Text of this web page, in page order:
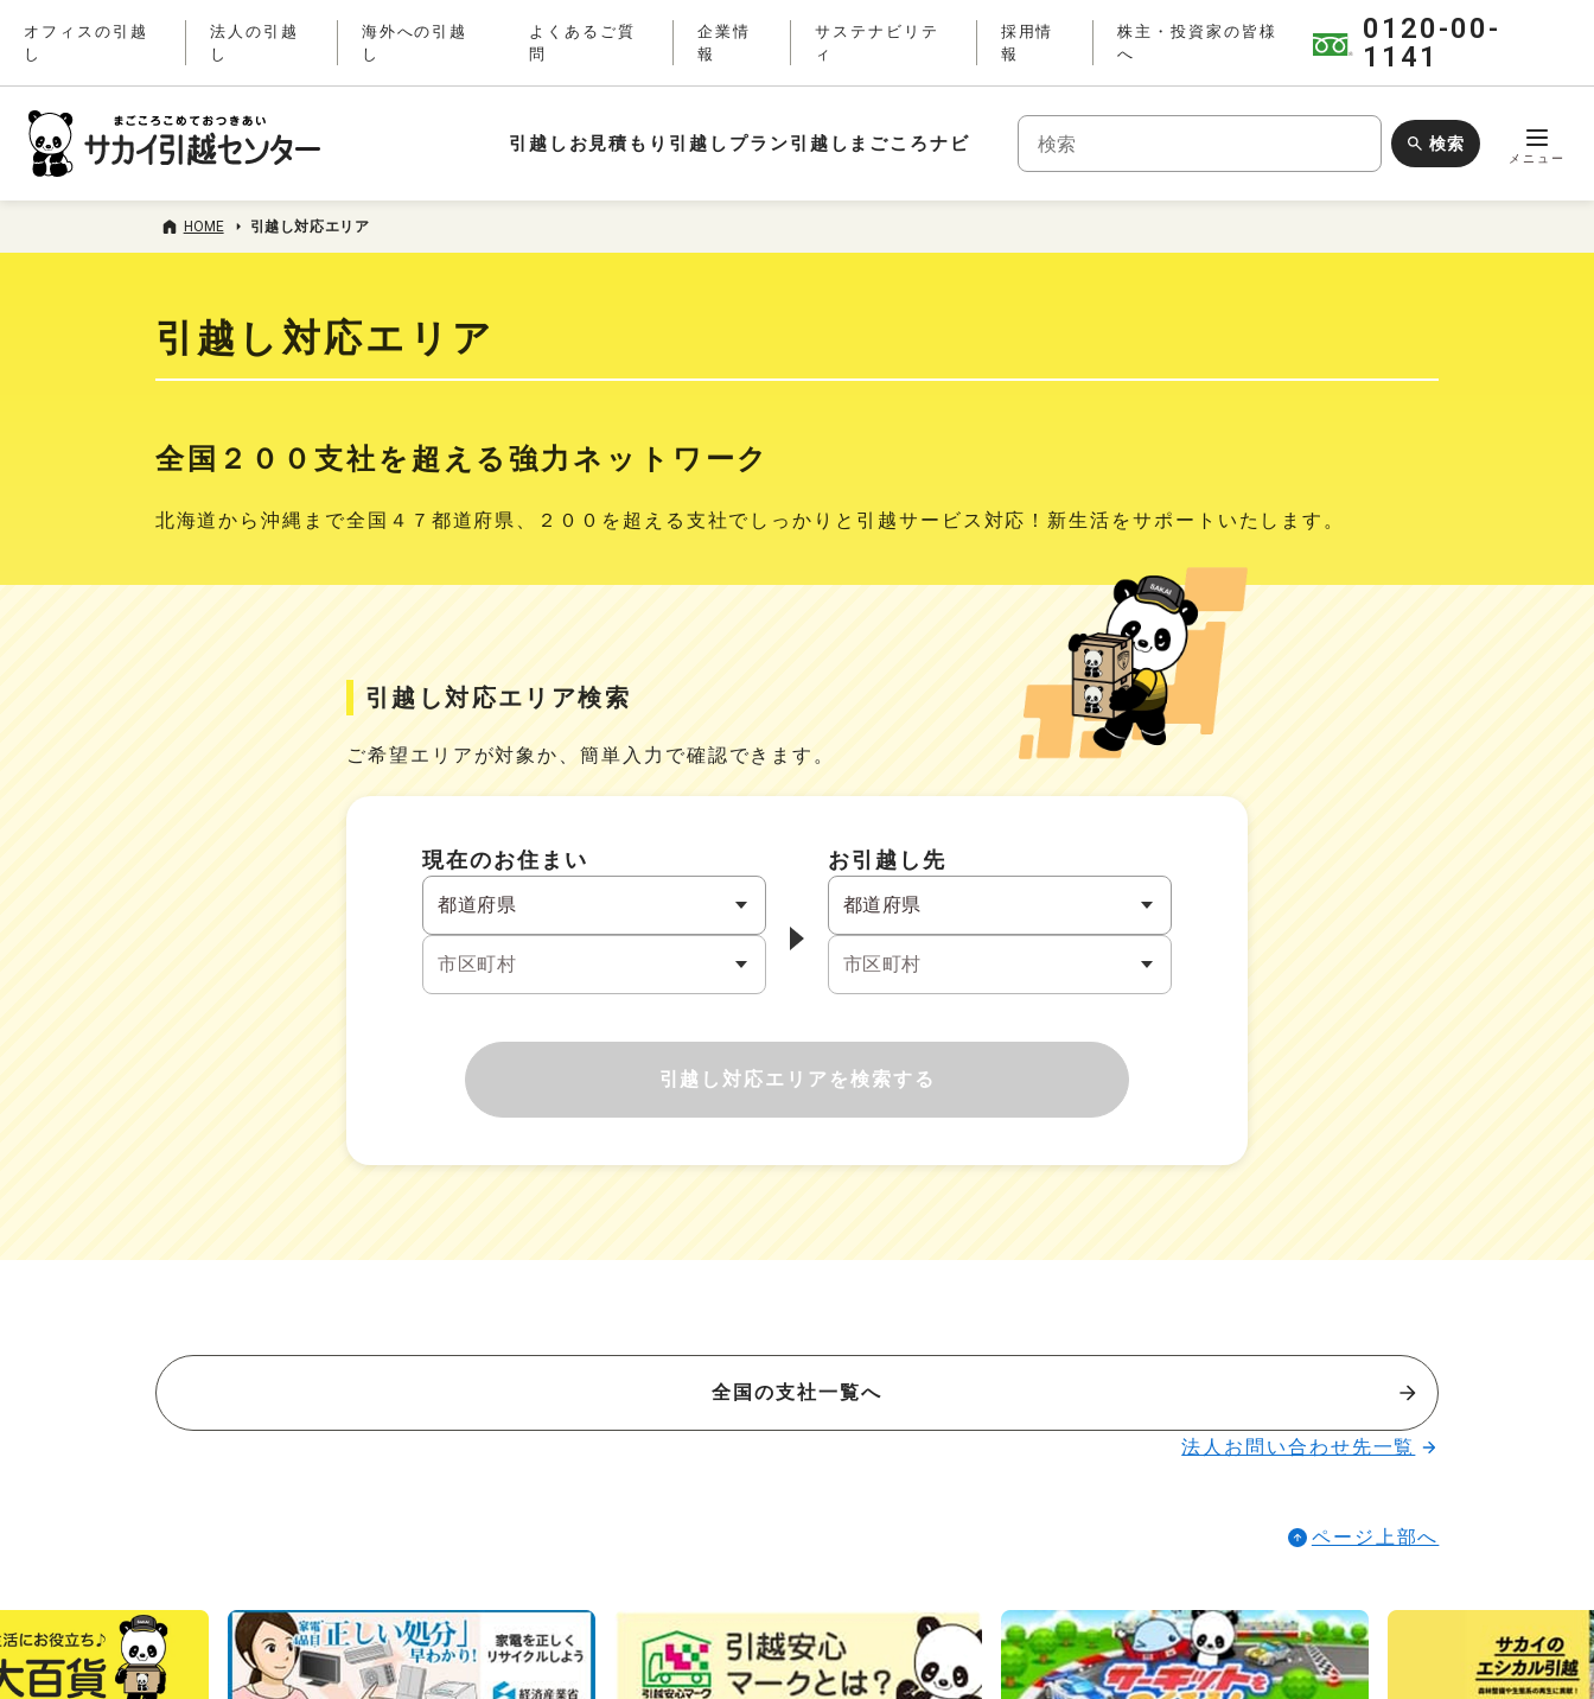
オフィスの引越
し
法人の引越
し
海外への引越
し
よくあるご質
問
企業情
報
サステナビリテ
ィ
採用情
報
株主・投資家の皆様
へ
0120-00-
1141
引越しお見積もり 引越しプラン引越しまごころナビ
キーワードで検索
検索
メニュー
HOME 引越し対応エリア
引越し対応エリア
全国２００支社を超える強力ネットワーク
北海道から沖縄まで全国４７都道府県、２００を超える支社でしっかりと引越サービス対応！新生活をサポートいたします。
引越し対応エリア検索
ご希望エリアが対象か、簡単入力で確認できます。
現在のお住まい お引越し先
引越し対応エリアを検索する
全国の支社一覧へ
法人お問い合わせ先一覧
ページ上部へ